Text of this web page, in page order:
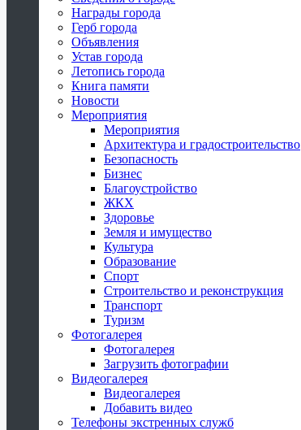
Награды города
Герб города
Объявления
Устав города
Летопись города
Книга памяти
Новости
Мероприятия
Мероприятия
Архитектура и градостроительство
Безопасность
Бизнес
Благоустройство
ЖКХ
Здоровье
Земля и имущество
Культура
Образование
Спорт
Строительство и реконструкция
Транспорт
Туризм
Фотогалерея
Фотогалерея
Загрузить фотографии
Видеогалерея
Видеогалерея
Добавить видео
Телефоны экстренных служб